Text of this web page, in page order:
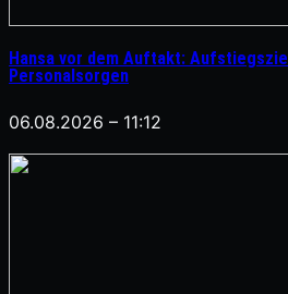
Hansa vor dem Auftakt:
Personalsorgen
06.08.2026 – 11:12